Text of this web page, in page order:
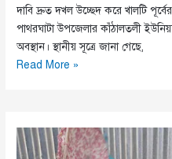
দাবি দ্রুত দখল উচ্ছেদ করে খালটি
পাথরঘাটা উপজেলার কাঁঠালতলী
অবস্থান। স্থানীয় সূত্রে জানা গেছে,
দখলে
!!!
Read More »